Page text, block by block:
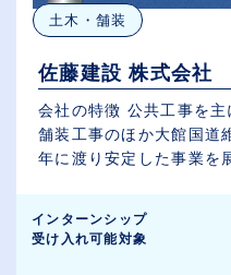
土木・舗装
佐藤建設 株式会社
会社の特徴 公共工事を
舗装工事のほか大館国道
年に渡り安定した事業を
インターンシップ
受け入れ可能対象